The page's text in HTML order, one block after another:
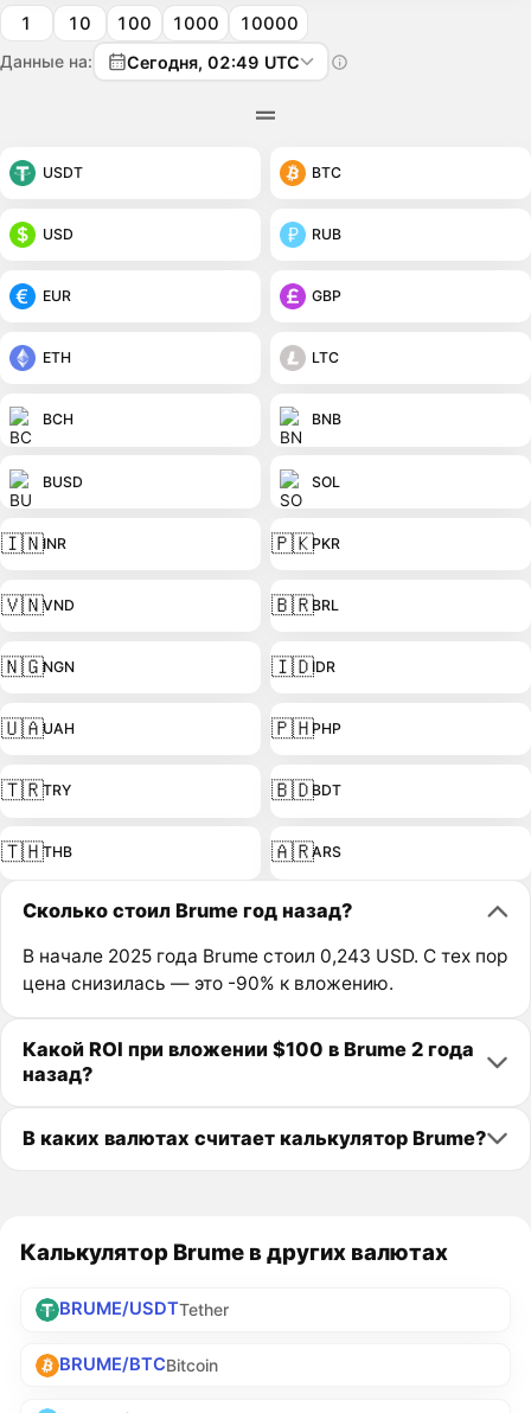
1 10 100 1000 10000
Данные на: Сегодня, 02:49 UTC
USDT BTC
USD RUB
EUR GBP
ETH LTC
BCH BNB
BUSD SOL
🇮🇳INR 🇵🇰PKR
🇻🇳VND 🇧🇷BRL
🇳🇬NGN 🇮🇩IDR
🇺🇦UAH 🇵🇭PHP
🇹🇷TRY 🇧🇩BDT
🇹🇭THB 🇦🇷ARS
Сколько стоил Brume год назад?
В начале 2025 года Brume стоил 0,243 USD. С тех пор
цена снизилась — это -90% к вложению.
Какой ROI при вложении $100 в Brume 2 года
назад?
В каких валютах считает калькулятор Brume?
Калькулятор Brume в других валютах
BRUME/USDTTether
BRUME/BTCBitcoin